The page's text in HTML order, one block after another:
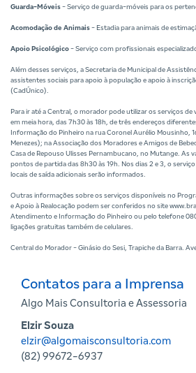
Guarda-Móveis - Serviço de guarda-móveis para os
Acomodação de Animais - Estadia para animais de
Apoio Psicológico - Serviço com profissionais
Além desses serviços, a Secretaria de Municipal de
assistentes sociais para apoio à população e apoio à
(CadÚnico).
Para ir até a Central, o morador pode utilizar os serviços de
em meia hora, das 7h30 às 18h, de três endereços
Informação do Pinheiro na rua Coronel Aurélio Mousinho,
Menezes); na Associação dos Moradores e Amigos de
Casa de Repouso Ulisses Pernambucano, no Mutange. As
pontos de partida das 8h30 às 19h. Nos dias 2 e 3, o
locais de saída adicionais serão informados.
Outras informações sobre os serviços disponíveis no
e Apoio à Realocação podem ser conferidos no site
Atendimento e Informação do Pinheiro ou pelo telefone
ligações gratuitas também de celulares.
Central do Morador - Ginásio do Sesi, Trapiche da Barra.
Contatos para a Imprensa
Algo Mais Consultoria e Assessoria
Elzir Souza
elzir@algomaisconsultoria.com
(82) 99672-6937